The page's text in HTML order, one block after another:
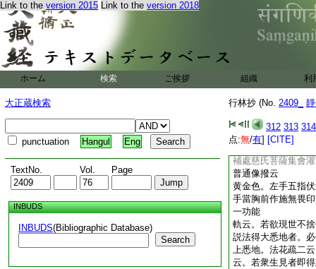
Link to the version 2015 Link to the version 2018
ホーム 検索 ご挨拶 組織 利
大正蔵検索
punctuation Hangul Eng
TextNo. Vol. Page
INBUDS
INBUDS(Bibliographic Database)
Search
行林抄 (No. 2409_
312 313 314
点:無/有] [CITE]
中諸聖而居。又諸
前四十心賢聖十信
獨覺衆并諸大阿羅
衆。遏素羅･蘖嚕
其七金剛山外鐵圍
類眷屬。鐵圍山中
遍滿山中。若欲造
如上作法書已。作
於像中心放大光明
時騰空住都史陀天
授記。若欲具説窮
補處慈氏菩薩集會
普通像撥云
黄金色。左手五指
手當胸前作施無畏
一功能
軌云。若欲現世不
説法得大悉地者。
上悉地。法花疏二
云。若衆生見者即